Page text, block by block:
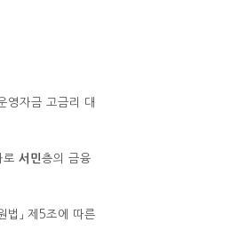
영자금 고금리 대
로 서민층의 금융
」 제5조에 따른